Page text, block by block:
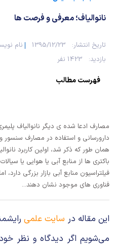
نانوالیاف؛ معرفی و فرصت ها
تاریخ انتشار: 1395/12/23 نام
بازدید:
1423 نفر
فهرست مطالب
مصارف ادعا شده ی دیگر نانوالیاف
دارورسانی و استفاده در مصارف سنسور و
همان طور که ذکر شد، اولین کاربرد
باکتری ها از منابع آبی یا هوایی یا
فیلتراسیون منابع آبی بازار بزرگی دارد،
فناوری های موجود نشان دهند...
این مقاله در سایت علمی
می‌شویم اگر دیدگاه و نظر
بمب های شیمیایی
شیمی سبز
گیاهان دارویی